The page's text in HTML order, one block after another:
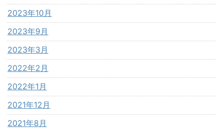
2023年10月
2023年9月
2023年3月
2022年2月
2022年1月
2021年12月
2021年8月